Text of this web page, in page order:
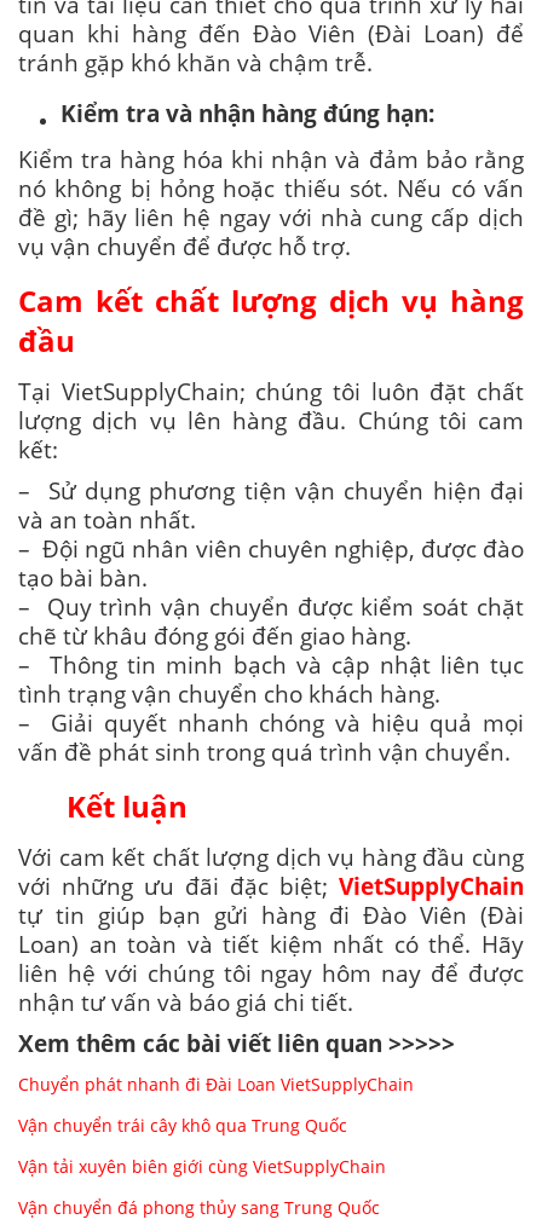
quan khi hàng đến Đào Viên (Đài Loan) để
tránh gặp khó khăn và chậm trễ.
Kiểm tra và nhận hàng đúng hạn:
Kiểm tra hàng hóa khi nhận và đảm bảo rằng
nó không bị hỏng hoặc thiếu sót. Nếu có vấn
đề gì; hãy liên hệ ngay với nhà cung cấp dịch
vụ vận chuyển để được hỗ trợ.
Cam kết chất lượng dịch vụ hàng
đầu
Tại VietSupplyChain; chúng tôi luôn đặt chất
lượng dịch vụ lên hàng đầu. Chúng tôi cam
kết:
– Sử dụng phương tiện vận chuyển hiện đại
và an toàn nhất.
– Đội ngũ nhân viên chuyên nghiệp, được đào
tạo bài bàn.
– Quy trình vận chuyển được kiểm soát chặt
chẽ từ khâu đóng gói đến giao hàng.
– Thông tin minh bạch và cập nhật liên tục
tình trạng vận chuyển cho khách hàng.
– Giải quyết nhanh chóng và hiệu quả mọi
vấn đề phát sinh trong quá trình vận chuyển.
Kết luận
Với cam kết chất lượng dịch vụ hàng đầu cùng
với những ưu đãi đặc biệt; VietSupplyChain
tự tin giúp bạn gửi hàng đi Đào Viên (Đài
Loan) an toàn và tiết kiệm nhất có thể. Hãy
liên hệ với chúng tôi ngay hôm nay để được
nhận tư vấn và báo giá chi tiết.
Xem thêm các bài viết liên quan >>>>>
Chuyển phát nhanh đi Đài Loan VietSupplyChain
Vận chuyển trái cây khô qua Trung Quốc
Vận tải xuyên biên giới cùng VietSupplyChain
Vận chuyển đá phong thủy sang Trung Quốc